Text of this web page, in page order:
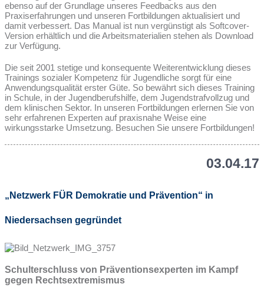
ebenso auf der Grundlage unseres Feedbacks aus den
Praxiserfahrungen und unseren Fortbildungen aktualisiert und
damit verbessert. Das Manual ist nun vergünstigt als Softcover-
Version erhältlich und die Arbeitsmaterialien stehen als Download
zur Verfügung.
Die seit 2001 stetige und konsequente Weiterentwicklung dieses
Trainings sozialer Kompetenz für Jugendliche sorgt für eine
Anwendungsqualität erster Güte. So bewährt sich dieses Training
in Schule, in der Jugendberufshilfe, dem Jugendstrafvollzug und
dem klinischen Sektor. In unseren Fortbildungen erlernen Sie von
sehr erfahrenen Experten auf praxisnahe Weise eine
wirkungsstarke Umsetzung. Besuchen Sie unsere Fortbildungen!
03.04.17
„Netzwerk FÜR Demokratie und Prävention“ in
Niedersachsen gegründet
Schulterschluss von Präventionsexperten im Kampf
gegen Rechtsextremismus